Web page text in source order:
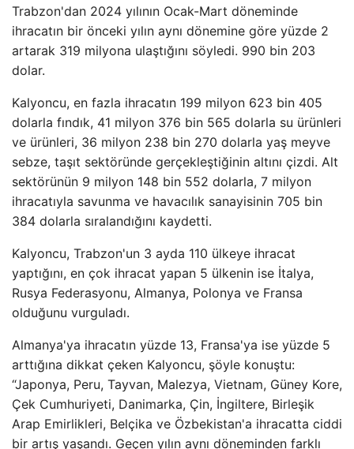
Trabzon'dan 2024 yılının Ocak-Mart döneminde
ihracatın bir önceki yılın aynı dönemine göre yüzde 2
artarak 319 milyona ulaştığını söyledi. 990 bin 203
dolar.
Kalyoncu, en fazla ihracatın 199 milyon 623 bin 405
dolarla fındık, 41 milyon 376 bin 565 dolarla su ürünleri
ve ürünleri, 36 milyon 238 bin 270 dolarla yaş meyve
sebze, taşıt sektöründe gerçekleştiğinin altını çizdi. Alt
sektörünün 9 milyon 148 bin 552 dolarla, 7 milyon
ihracatıyla savunma ve havacılık sanayisinin 705 bin
384 dolarla sıralandığını kaydetti.
Kalyoncu, Trabzon'un 3 ayda 110 ülkeye ihracat
yaptığını, en çok ihracat yapan 5 ülkenin ise İtalya,
Rusya Federasyonu, Almanya, Polonya ve Fransa
olduğunu vurguladı.
Almanya'ya ihracatın yüzde 13, Fransa'ya ise yüzde 5
arttığına dikkat çeken Kalyoncu, şöyle konuştu:
“Japonya, Peru, Tayvan, Malezya, Vietnam, Güney Kore,
Çek Cumhuriyeti, Danimarka, Çin, İngiltere, Birleşik
Arap Emirlikleri, Belçika ve Özbekistan'a ihracatta ciddi
bir artış yaşandı. Geçen yılın aynı döneminden farklı